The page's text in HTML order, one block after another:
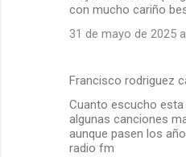
con mucho cariño
31 de mayo de 2025
Francisco rodriguez
Cuanto escucho
algunas canciones
aunque pasen los
radio fm